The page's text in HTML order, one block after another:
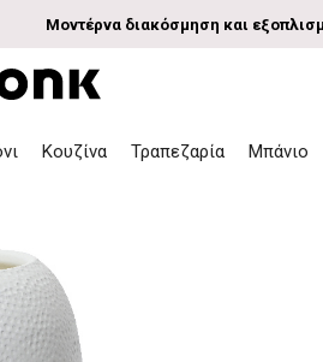
Μοντέρνα διακόσμηση και
Κουζίνα Τραπεζαρία Μπάνιο